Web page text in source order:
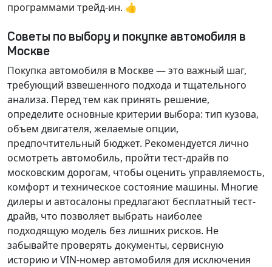
программами трейд-ин. 👍
Советы по выбору и покупке автомобиля в
Москве
Покупка автомобиля в Москве — это важный шаг,
требующий взвешенного подхода и тщательного
анализа. Перед тем как принять решение,
определите основные критерии выбора: тип кузова,
объем двигателя, желаемые опции,
предпочтительный бюджет. Рекомендуется лично
осмотреть автомобиль, пройти тест-драйв по
московским дорогам, чтобы оценить управляемость,
комфорт и техническое состояние машины. Многие
дилеры и автосалоны предлагают бесплатный тест-
драйв, что позволяет выбрать наиболее
подходящую модель без лишних рисков. Не
забывайте проверять документы, сервисную
историю и VIN-номер автомобиля для исключения